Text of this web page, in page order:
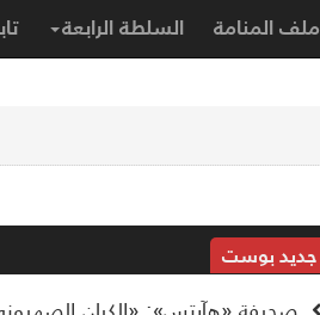
ملف المنامة السلطة الرابعة
جديد بوست